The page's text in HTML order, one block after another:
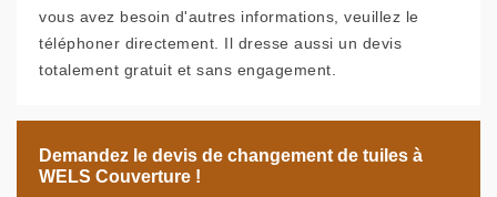
vous avez besoin d'autres informations, veuillez le
téléphoner directement. Il dresse aussi un devis
totalement gratuit et sans engagement.
Demandez le devis de changement de tuiles à
WELS Couverture !